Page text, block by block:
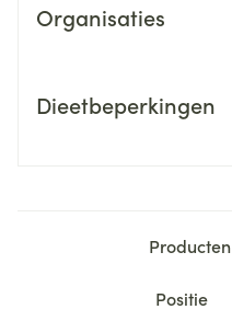
Organisaties
Dieetbeperkingen
Producten
Sorteer op: